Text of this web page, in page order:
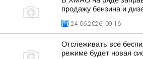
продажу бензина и
24.06.2026, 09:16
Отслеживать все
режиме будет новая